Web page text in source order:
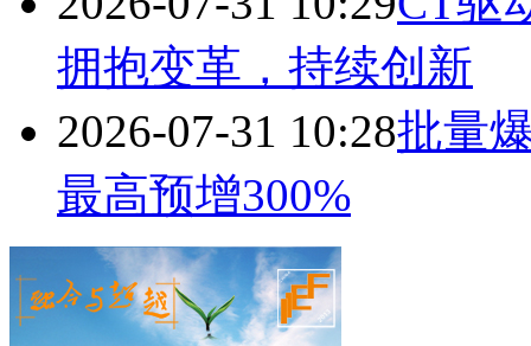
拥抱变革，持续创新
2026-07-31 10:28批量
最高预增300%